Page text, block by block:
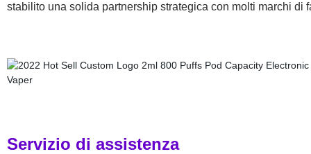
stabilito una solida partnership strategica con molti marchi
Servizio di assistenza